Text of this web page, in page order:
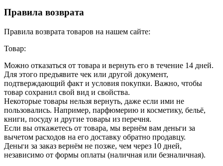
Правила возврата
Правила возврата товаров на нашем сайте:
Товар:
Можно отказаться от товара и вернуть его в течение 14 дней.
Для этого предъявите чек или другой документ,
подтверждающий факт и условия покупки. Важно, чтобы
товар сохранил свой вид и свойства.
Некоторые товары нельзя вернуть, даже если ими не
пользовались. Например, парфюмерию и косметику, бельё,
книги, посуду и другие товары из перечня.
Если вы откажетесь от товара, мы вернём вам деньги за
вычетом расходов на его доставку обратно продавцу.
Деньги за заказ вернём не позже, чем через 10 дней,
независимо от формы оплаты (наличная или безналичная).